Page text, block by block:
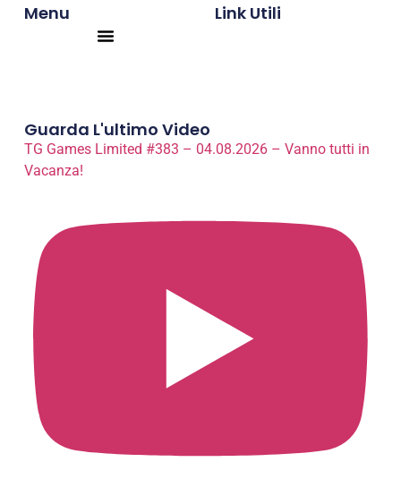
Menu Link Utili
Guarda L'ultimo Video
TG Games Limited #383 – 04.08.2026 – Vanno tutti in
Vacanza!